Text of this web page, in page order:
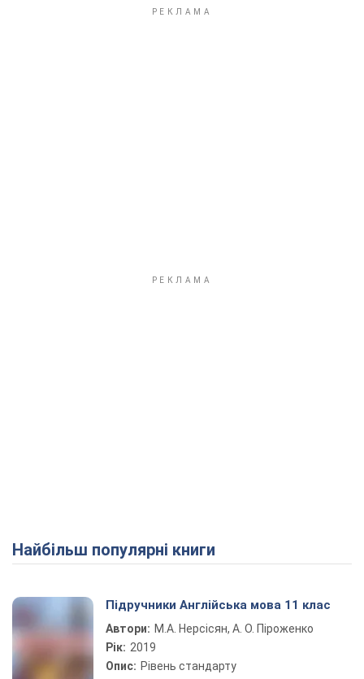
Найбільш популярні книги
Підручники Англійська мова 11 клас
Автори: М.А. Нерсісян, А. О. Піроженко
Рік: 2019
Опис: Рівень стандарту